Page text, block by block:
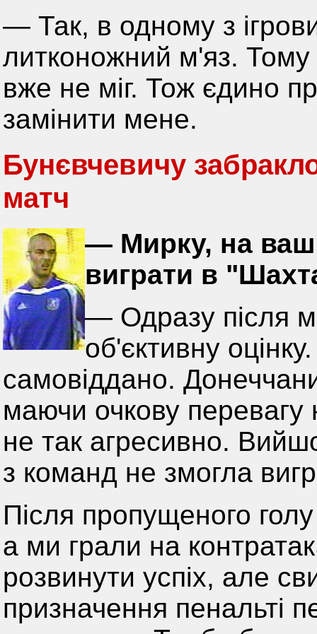
— Так, в одному з
литконожний м'яз. Тому
вже не міг. Тож єдино
замінити мене.
Бунєвчевичу
матч
— Мирку, на ваш
виграти в
— Одразу після
об'єктивну
самовіддано.
маючи очкову
не так агресивно.
з команд не змогла
Після пропущеного
а ми грали на
розвинути успіх, але
призначення пенальті